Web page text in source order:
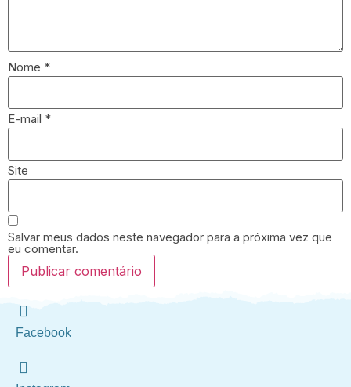
Nome *
E-mail *
Site
Salvar meus dados neste navegador para a próxima vez que
eu comentar.
Facebook